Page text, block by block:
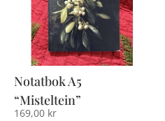
Notatbok A5
“Misteltein”
169,00 kr